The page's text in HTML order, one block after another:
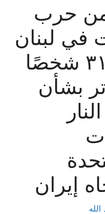
الـ٨٩ من حرب
في لبنان
تودي بحياة ٣١ شخصًا
بشأن
إيران